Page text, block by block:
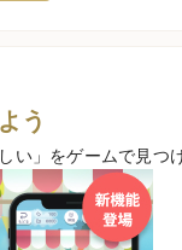
う
い」をゲームで見つ